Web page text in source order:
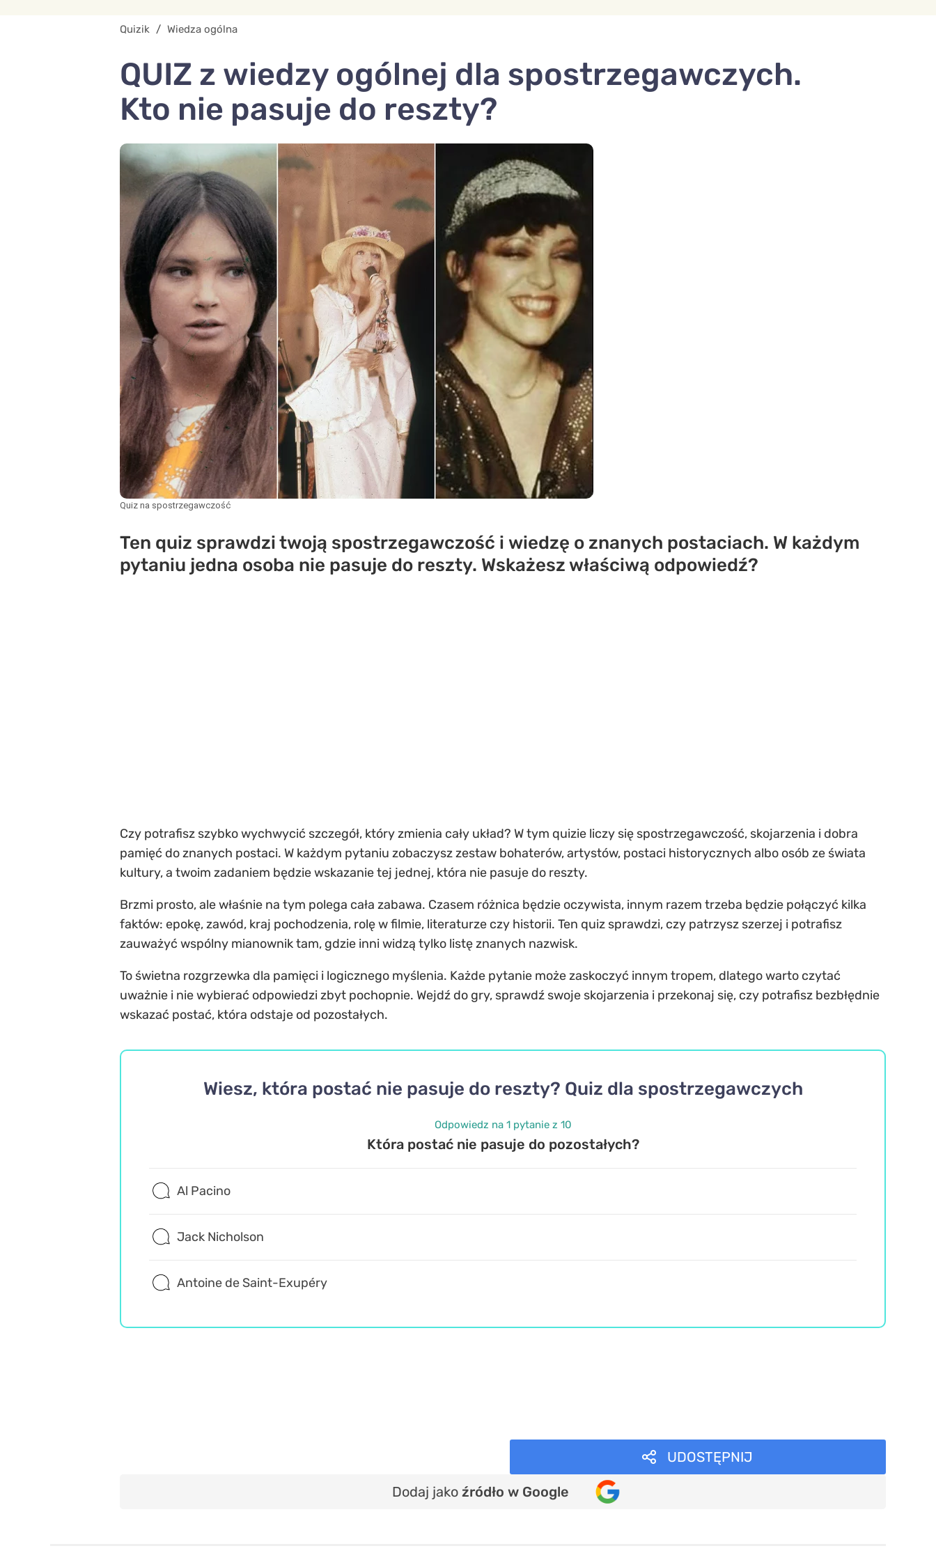
Quizik / Wiedza ogólna
QUIZ z wiedzy ogólnej dla spostrzegawczych.
Kto nie pasuje do reszty?
Quiz na spostrzegawczość
Ten quiz sprawdzi twoją spostrzegawczość i wiedzę o znanych postaciach. W każdym
pytaniu jedna osoba nie pasuje do reszty. Wskażesz właściwą odpowiedź?
Czy potrafisz szybko wychwycić szczegół, który zmienia cały układ? W tym quizie liczy się spostrzegawczość, skojarzenia i dobra
pamięć do znanych postaci. W każdym pytaniu zobaczysz zestaw bohaterów, artystów, postaci historycznych albo osób ze świata
kultury, a twoim zadaniem będzie wskazanie tej jednej, która nie pasuje do reszty.
Brzmi prosto, ale właśnie na tym polega cała zabawa. Czasem różnica będzie oczywista, innym razem trzeba będzie połączyć kilka
faktów: epokę, zawód, kraj pochodzenia, rolę w filmie, literaturze czy historii. Ten quiz sprawdzi, czy patrzysz szerzej i potrafisz
zauważyć wspólny mianownik tam, gdzie inni widzą tylko listę znanych nazwisk.
To świetna rozgrzewka dla pamięci i logicznego myślenia. Każde pytanie może zaskoczyć innym tropem, dlatego warto czytać
uważnie i nie wybierać odpowiedzi zbyt pochopnie. Wejdź do gry, sprawdź swoje skojarzenia i przekonaj się, czy potrafisz bezbłędnie
wskazać postać, która odstaje od pozostałych.
Wiesz, która postać nie pasuje do reszty? Quiz dla spostrzegawczych
Odpowiedz na 1 pytanie z 10
Która postać nie pasuje do pozostałych?
Al Pacino
Jack Nicholson
Antoine de Saint-Exupéry
UDOSTĘPNIJ
Dodaj jako źródło w Google